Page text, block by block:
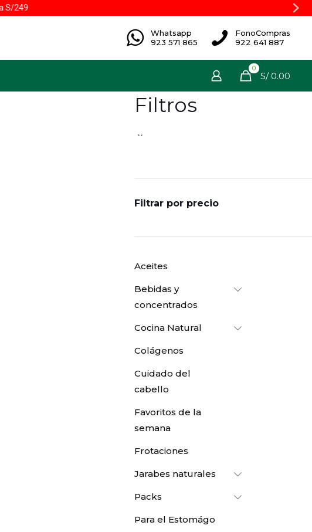
S/249
Whatsapp
923 571 865
FonoCompras
922 641 887
0
S/ 0.00
Filtros
Filtrar por precio
Aceites
Bebidas y
concentrados
Cocina Natural
Colágenos
Cuidado del
cabello
Favoritos de la
semana
Frotaciones
Jarabes naturales
Packs
Para el Estomágo